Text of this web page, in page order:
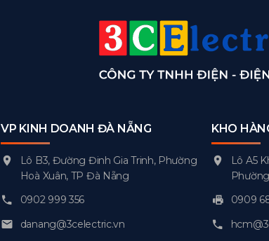
VP KINH DOANH ĐÀ NẴNG
Lô B3, Đường Đinh Gia Trinh, Phường
Hoà Xuân, TP Đà Nẵng
0902 999 356
danang@3celectric.vn
KHO
Lô A5
0909